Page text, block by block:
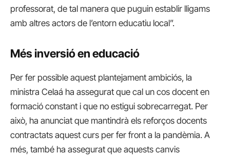
professorat, de tal manera que puguin establir lligams
amb altres actors de l’entorn educatiu local”.
Més inversió en educació
Per fer possible aquest plantejament ambiciós, la
ministra Celaá ha assegurat que cal un cos docent en
formació constant i que no estigui sobrecarregat. Per
això, ha anunciat que mantindrà els reforços docents
contractats aquest curs per fer front a la pandèmia. A
més, també ha assegurat que aquests canvis